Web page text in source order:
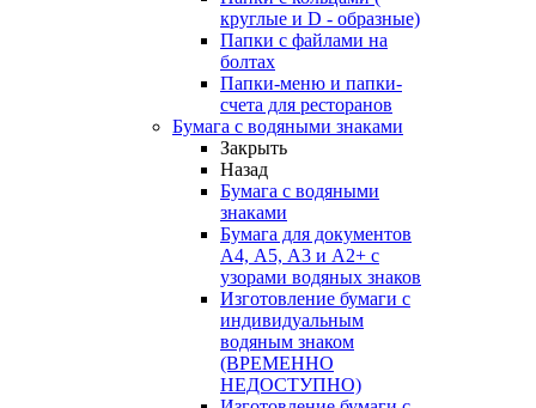
круглые и D - образные)
Папки с файлами на
болтах
Папки-меню и папки-
счета для ресторанов
Бумага с водяными знаками
Закрыть
Назад
Бумага с водяными
знаками
Бумага для документов
А4, А5, А3 и А2+ с
узорами водяных знаков
Изготовление бумаги с
индивидуальным
водяным знаком
(ВРЕМЕННО
НЕДОСТУПНО)